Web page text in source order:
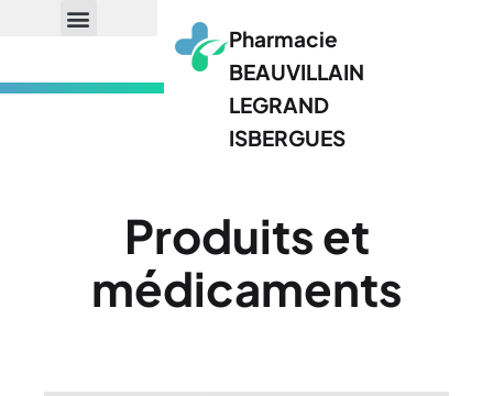
Pharmacie
BEAUVILLAIN
LEGRAND
ISBERGUES
Produits et
médicaments